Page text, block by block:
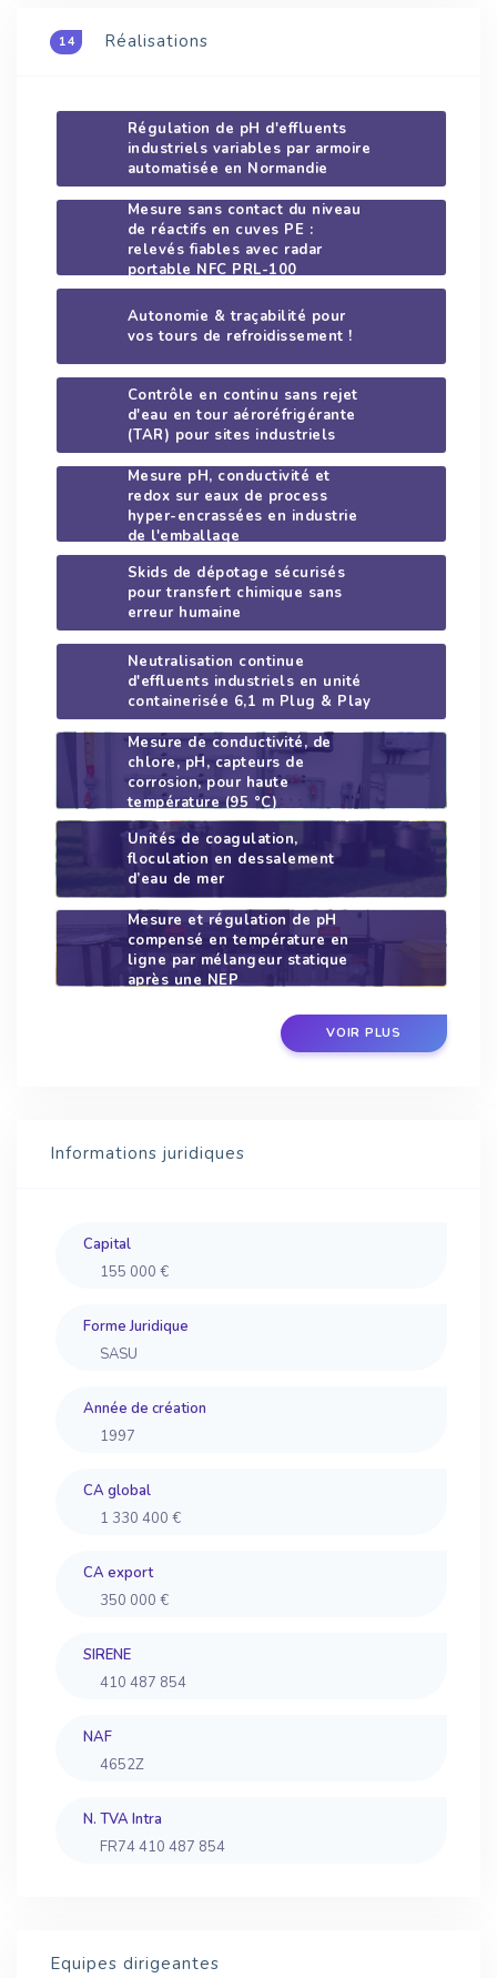
14 Réalisations
Régulation de pH d'effluents
industriels variables par armoire
automatisée en Normandie
Mesure sans contact du niveau
de réactifs en cuves PE :
relevés fiables avec radar
portable NFC PRL-100
Autonomie & traçabilité pour
vos tours de refroidissement !
Contrôle en continu sans rejet
d'eau en tour aéroréfrigérante
(TAR) pour sites industriels
Mesure pH, conductivité et
redox sur eaux de process
hyper-encrassées en industrie
de l'emballage
Skids de dépotage sécurisés
pour transfert chimique sans
erreur humaine
Neutralisation continue
d'effluents industriels en unité
containerisée 6,1 m Plug & Play
Mesure de conductivité, de
chlore, pH, capteurs de
corrosion, pour haute
température (95 °C)
Unités de coagulation,
floculation en dessalement
d’eau de mer
Mesure et régulation de pH
compensé en température en
ligne par mélangeur statique
après une NEP
VOIR PLUS
Informations juridiques
Capital
155 000 €
Forme Juridique
SASU
Année de création
1997
CA global
1 330 400 €
CA export
350 000 €
SIRENE
410 487 854
NAF
4652Z
N. TVA Intra
FR74 410 487 854
Equipes dirigeantes